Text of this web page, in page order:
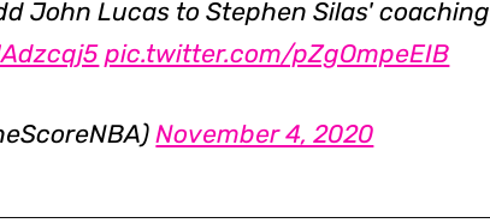
John Lucas to Stephen Silas' coaching
pic.twitter.com/pZgOmpeEIB
November 4, 2020